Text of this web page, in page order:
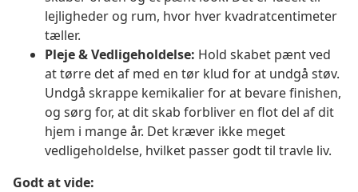
lejligheder og rum, hvor hver kvadratcentimeter
tæller.
Pleje & Vedligeholdelse: Hold skabet pænt ved
at tørre det af med en tør klud for at undgå støv.
Undgå skrappe kemikalier for at bevare finishen,
og sørg for, at dit skab forbliver en flot del af dit
hjem i mange år. Det kræver ikke meget
vedligeholdelse, hvilket passer godt til travle liv.
Godt at vide: